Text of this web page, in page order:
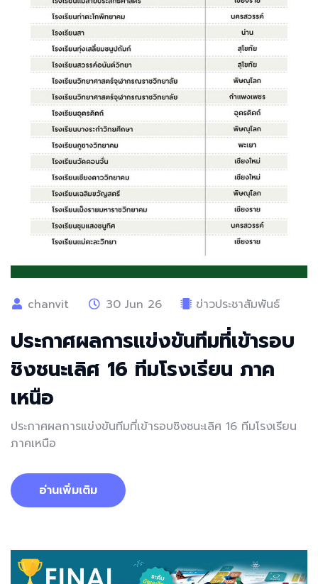
chanvit 30 Jun 26 ข่าวประชาสัมพันธ์
ประกาศผลการแข่งขันทีมที่เข้ารอบ
ชิงชนะเลิศ 16 ทีมโรงเรียน ภาค
เหนือ
ประกาศผลการแข่งขันทีมที่เข้ารอบชิงชนะเลิศ 16 ทีมโรงเรียน
ภาคเหนือ
อ่านเพิ่มเติม